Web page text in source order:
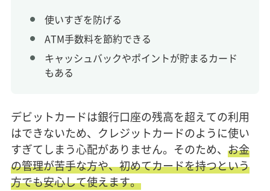
使いすぎを防げる
ATM手数料を節約できる
キャッシュバックやポイントが貯まるカード
もある
デビットカードは銀行口座の残高を超えての利用
はできないため、クレジットカードのように使い
すぎてしまう心配がありません。そのため、 お金
の管理が苦手な方や、初めてカードを持つという
方でも安心して使えます。